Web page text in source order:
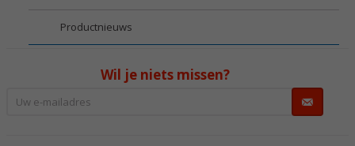
Productnieuws
Wil je niets missen?